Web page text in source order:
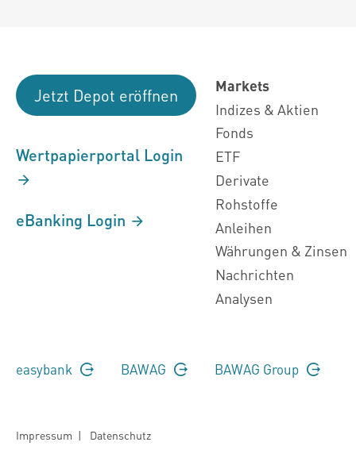
Jetzt Depot eröffnen
Wertpapierportal Login
eBanking Login
Markets
Indizes & Aktien
Fonds
ETF
Derivate
Rohstoffe
Anleihen
Währungen & Zinsen
Nachrichten
Analysen
easybank BAWAG BAWAG Group
Impressum | Datenschutz